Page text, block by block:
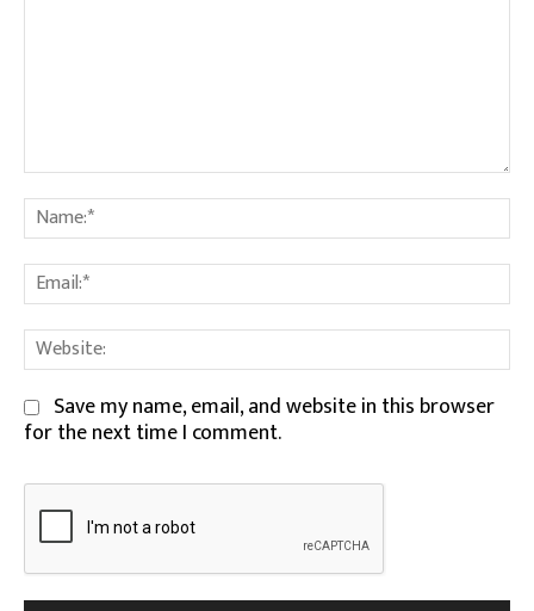
Comment:
Save my name, email, and website in this browser
for the next time I comment.